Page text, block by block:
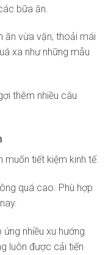
bữa ăn.
ăn vừa vặn, thoải mái
xa như những mẫu
thêm nhiều câu
muốn tiết kiệm kinh tế.
quá cao. Phù hợp
nhiều xu hướng
luôn được cải tiến